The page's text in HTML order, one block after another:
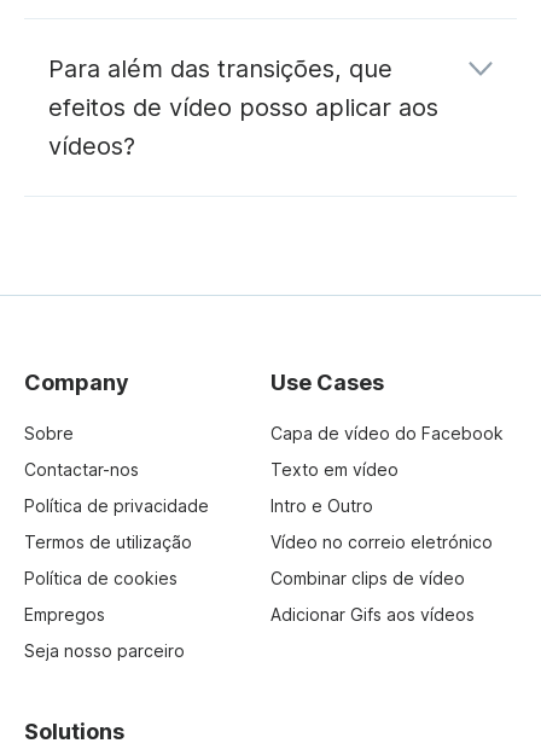
Wave.video
Para além das transições, que
efeitos de vídeo posso aplicar aos
vídeos?
Company
Sobre
Contactar-nos
Política de privacidade
Termos de utilização
Política de cookies
Empregos
Seja nosso parceiro
Use Cases
Capa de vídeo do Facebook
Texto em vídeo
Intro e Outro
Vídeo no correio eletrónico
Combinar clips de vídeo
Adicionar Gifs aos vídeos
Solutions